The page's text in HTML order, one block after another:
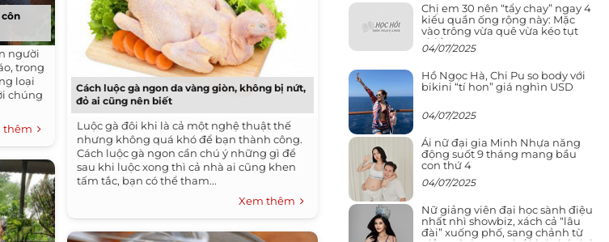
côn
người
trong
loại
chúng
thêm
Cách luộc gà ngon da vàng giòn, không bị nứt,
đỏ ai cũng nên biết
Luộc gà đôi khi là cả một nghệ thuật thế
nhưng không quá khó để bạn thành công.
Cách luộc gà ngon cần chú ý những gì để
sau khi luộc xong thì cả nhà ai cũng khen
tấm tắc, bạn có thể tham...
Xem thêm
Chị em 30 nên “tẩy chay” ngay 4
kiểu quần ống rộng này: Mặc
vào trông vừa quê vừa kéo tụt
chiều cao
04/07/2025
Hồ Ngọc Hà, Chi Pu so body với
bikini “tí hon” giá nghìn USD
04/07/2025
Ái nữ đại gia Minh Nhựa năng
động suốt 9 tháng mang bầu
con thứ 4
04/07/2025
Nữ giảng viên đại học sành điệu
nhất nhì showbiz, xách cả “lâu
đài” xuống phố, sang chảnh từ